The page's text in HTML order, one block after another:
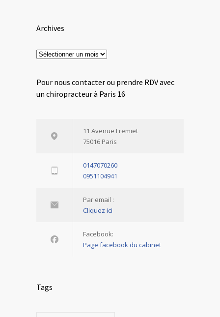
Archives
Pour nous contacter ou prendre RDV avec
un chiropracteur à Paris 16
11 Avenue Fremiet
75016 Paris
0147070260
0951104941
Par email :
Cliquez ici
Facebook:
Page facebook du cabinet
Tags